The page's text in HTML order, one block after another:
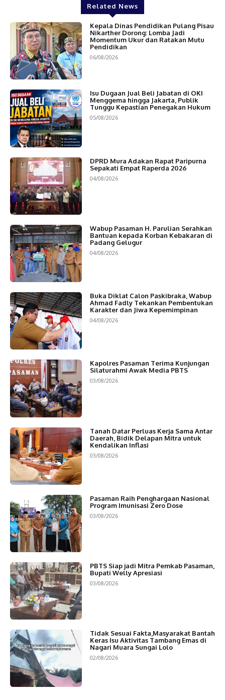
Related News
Kepala Dinas Pendidikan Pulang Pisau
Nikarther Dorong: Lomba Jadi
Momentum Ukur dan Ratakan Mutu
Pendidikan
06/08/2026
Isu Dugaan Jual Beli Jabatan di OKI
Menggema hingga Jakarta, Publik
Tunggu Kepastian Penegakan Hukum
05/08/2026
DPRD Mura Adakan Rapat Paripurna
Sepakati Empat Raperda 2026
04/08/2026
Wabup Pasaman H. Parulian Serahkan
Bantuan kepada Korban Kebakaran di
Padang Gelugur
04/08/2026
Buka Diklat Calon Paskibraka, Wabup
Ahmad Fadly Tekankan Pembentukan
Karakter dan Jiwa Kepemimpinan
04/08/2026
Kapolres Pasaman Terima Kunjungan
Silaturahmi Awak Media PBTS
03/08/2026
Tanah Datar Perluas Kerja Sama Antar
Daerah, Bidik Delapan Mitra untuk
Kendalikan Inflasi
03/08/2026
Pasaman Raih Penghargaan Nasional
Program Imunisasi Zero Dose
03/08/2026
PBTS Siap jadi Mitra Pemkab Pasaman,
Bupati Welly Apresiasi
03/08/2026
Tidak Sesuai Fakta,Masyarakat Bantah
Keras Isu Aktivitas Tambang Emas di
Nagari Muara Sungai Lolo
02/08/2026